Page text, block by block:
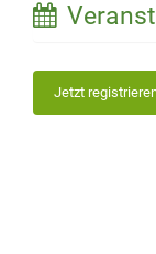
Jetzt